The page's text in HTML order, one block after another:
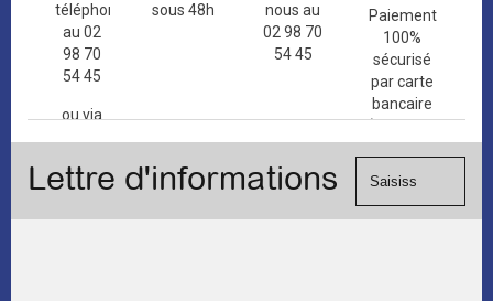
téléphone
au 02
98 70
54 45
ou via
de
sous 48h
nous au
02 98 70
54 45
Paiement
100%
sécurisé
par carte
bancaire
(Mastercard,
Visa, ...) et
Lettre d'informations